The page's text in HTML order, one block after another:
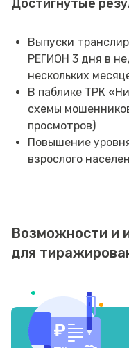
Достигнутые
Выпуски
РЕГИОН 3 дня в
нескольких
В паблике ТРК
схемы
просмотров)
Повышение
взрослого
Возможности и
для